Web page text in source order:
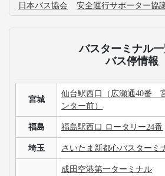
日本バス協会 安全運行サポーター協
バスターミナル一
バス停情報
宮城
仙台駅西口（広瀬通40番
ンター前）
福島 福島駅西口 ロータリー24番
埼玉 さいたま新都心バスターミ
成田空港第一ターミナル